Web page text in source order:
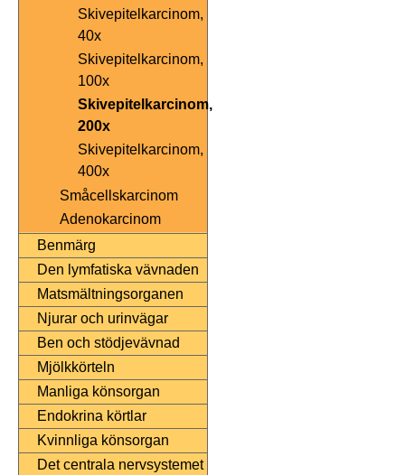
Skivepitelkarcinom,
40x
Skivepitelkarcinom,
100x
Skivepitelkarcinom,
200x
Skivepitelkarcinom,
400x
Småcellskarcinom
Adenokarcinom
Benmärg
Den lymfatiska vävnaden
Matsmältningsorganen
Njurar och urinvägar
Ben och stödjevävnad
Mjölkkörteln
Manliga könsorgan
Endokrina körtlar
Kvinnliga könsorgan
Det centrala nervsystemet